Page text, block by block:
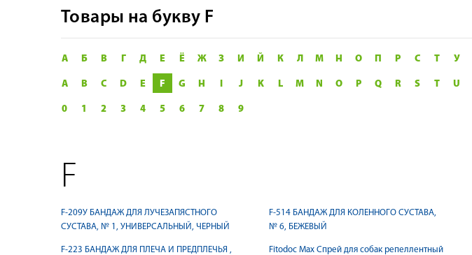
Товары на букву F
А Б В Г Д Е Ё Ж З И Й К Л М Н О П Р С Т У
A B C D E F G H I J K L M N O P Q R S T U
0 1 2 3 4 5 6 7 8 9
F
F-209У БАНДАЖ ДЛЯ ЛУЧЕЗАПЯСТНОГО
СУСТАВА, № 1, УНИВЕРСАЛЬНЫЙ, ЧЕРНЫЙ
F-223 БАНДАЖ ДЛЯ ПЛЕЧА И ПРЕДПЛЕЧЬЯ ,
F-514 БАНДАЖ ДЛЯ КОЛЕННОГО СУСТАВА,
№ 6, БЕЖЕВЫЙ
Fitodoc Max Спрей для собак репеллентный